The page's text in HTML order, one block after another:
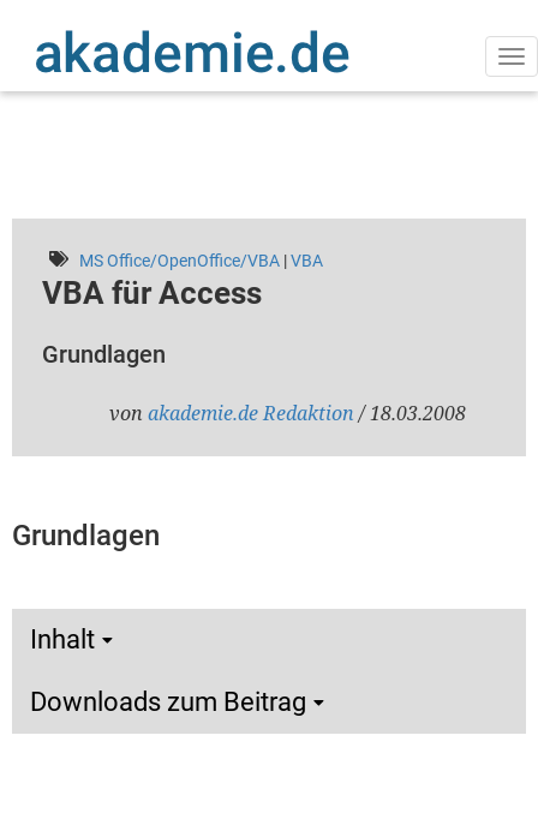
Inhalt
MS Office/OpenOffice/VBA|VBA
VBA für Access
Grundlagen
von akademie.de Redaktion / 18.03.2008
Grundlagen
Inhalt
Downloads zum Beitrag